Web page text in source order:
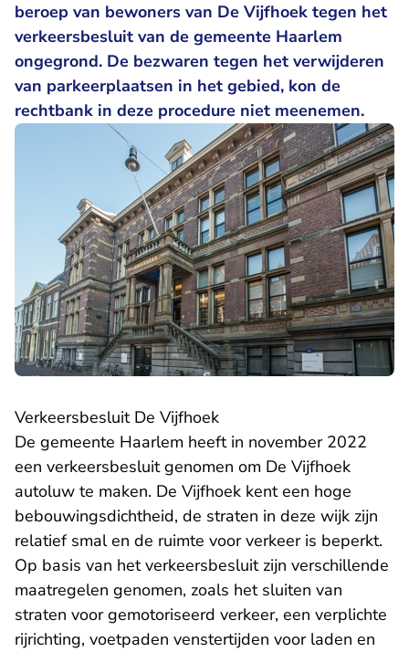
beroep van bewoners van De Vijfhoek tegen het
verkeersbesluit van de gemeente Haarlem
ongegrond. De bezwaren tegen het verwijderen
van parkeerplaatsen in het gebied, kon de
rechtbank in deze procedure niet meenemen.
Verkeersbesluit De Vijfhoek
De gemeente Haarlem heeft in november 2022
een verkeersbesluit genomen om De Vijfhoek
autoluw te maken. De Vijfhoek kent een hoge
bebouwingsdichtheid, de straten in deze wijk zijn
relatief smal en de ruimte voor verkeer is beperkt.
Op basis van het verkeersbesluit zijn verschillende
maatregelen genomen, zoals het sluiten van
straten voor gemotoriseerd verkeer, een verplichte
rijrichting, voetpaden venstertijden voor laden en